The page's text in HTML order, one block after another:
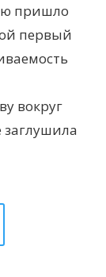
пришло
первый
вокруг